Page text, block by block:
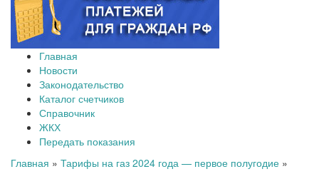
Главная
Новости
Законодательство
Каталог счетчиков
Справочник
ЖКХ
Передать показания
Главная » Тарифы на газ 2024 года — первое полугодие »